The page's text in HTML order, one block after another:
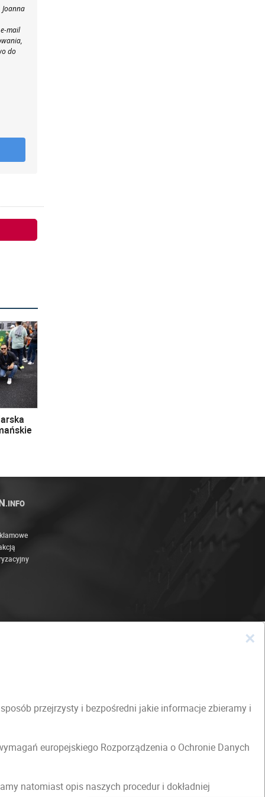
mail
do
.INFO
×
przejrzysty i bezpośredni jakie informacje zbieramy i
europejskiego Rozporządzenia o Ochronie Danych
natomiast opis naszych procedur i dokładniej